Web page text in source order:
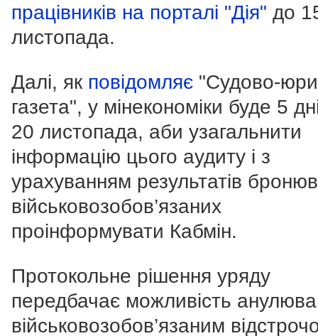
працівників на порталі "Дія" до
листопада.
Далі, як повідомляє "Судово-
газета", у мінекономіки буде 5
20 листопада, аби узагальнити
інформацію цього аудиту і з
урахуванням результатів
військовозобов’язаних
проінформувати Кабмін.
Протокольне рішення уряду
передбачає можливість
військовозобов’язаним